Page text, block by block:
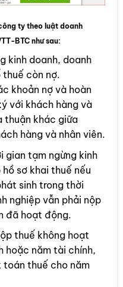
ty theo luật doanh
BTC như sau:
kinh doanh, doanh
thuế còn nợ.
khoản nợ và hoàn
với khách hàng và
thuận khác giữa
hàng và nhân viên.
gian tạm ngừng kinh
sơ khai thuế nếu
sinh trong thời
nghiệp vẫn phải nộp
đã hoạt động.
thuế không hoạt
hoặc năm tài chính,
toán thuế cho năm